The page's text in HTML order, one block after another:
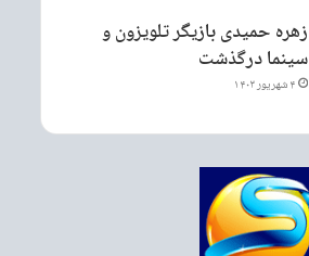
زهره حمیدی بازیگر تلویزون و
سینما درگذشت
۴ شهریور ۱۴۰۳